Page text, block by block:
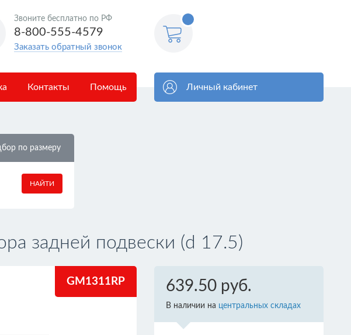
Звоните бесплатно по РФ
8-800-555-4579
Заказать обратный звонок
order.count
|| 0 @>
Контакты Помощь Личный кабинет
НАЙТИ
по размеру
задней подвески (d 17.5)
GM1311RP 639.50 руб.
В наличии на центральных складах